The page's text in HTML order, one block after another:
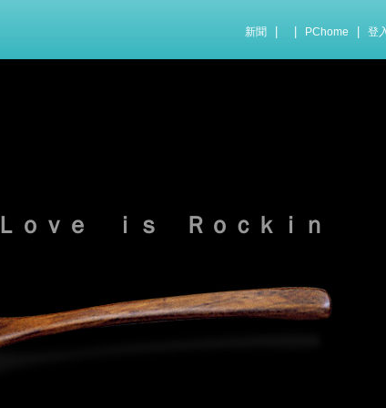
新聞 PChome 登
Ｌｏｖｅ ｉｓ Ｒｏｃｋｉｎ